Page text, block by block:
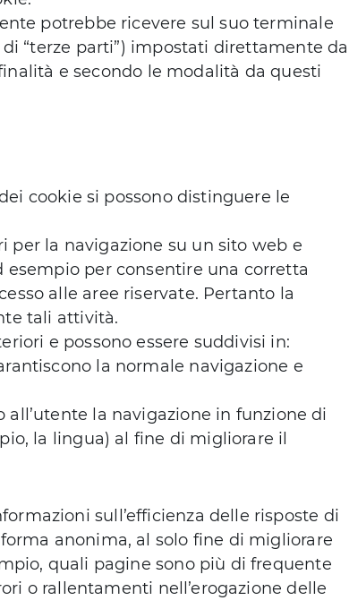
potrebbe ricevere sul suo terminale
“terze parti”) impostati direttamente da
e secondo le modalità da questi
cookie si possono distinguere le
per la navigazione su un sito web e
esempio per consentire una corretta
alle aree riservate. Pertanto la
tali attività.
e possono essere suddivisi in:
la normale navigazione e
all’utente la navigazione in funzione di
la lingua) al fine di migliorare il
sull’efficienza delle risposte di
anonima, al solo fine di migliorare
quali pagine sono più di frequente
o rallentamenti nell’erogazione delle